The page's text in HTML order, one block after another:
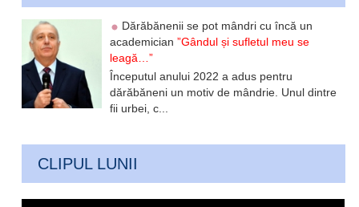
Dărăbănenii se pot mândri cu încă un
academician”Gândul și sufletul meu se
leagă…”
Începutul anului 2022 a adus pentru
dărăbăneni un motiv de mândrie. Unul dintre
fii urbei, c...
CLIPUL LUNII